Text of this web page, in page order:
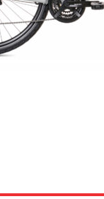
E-FULL